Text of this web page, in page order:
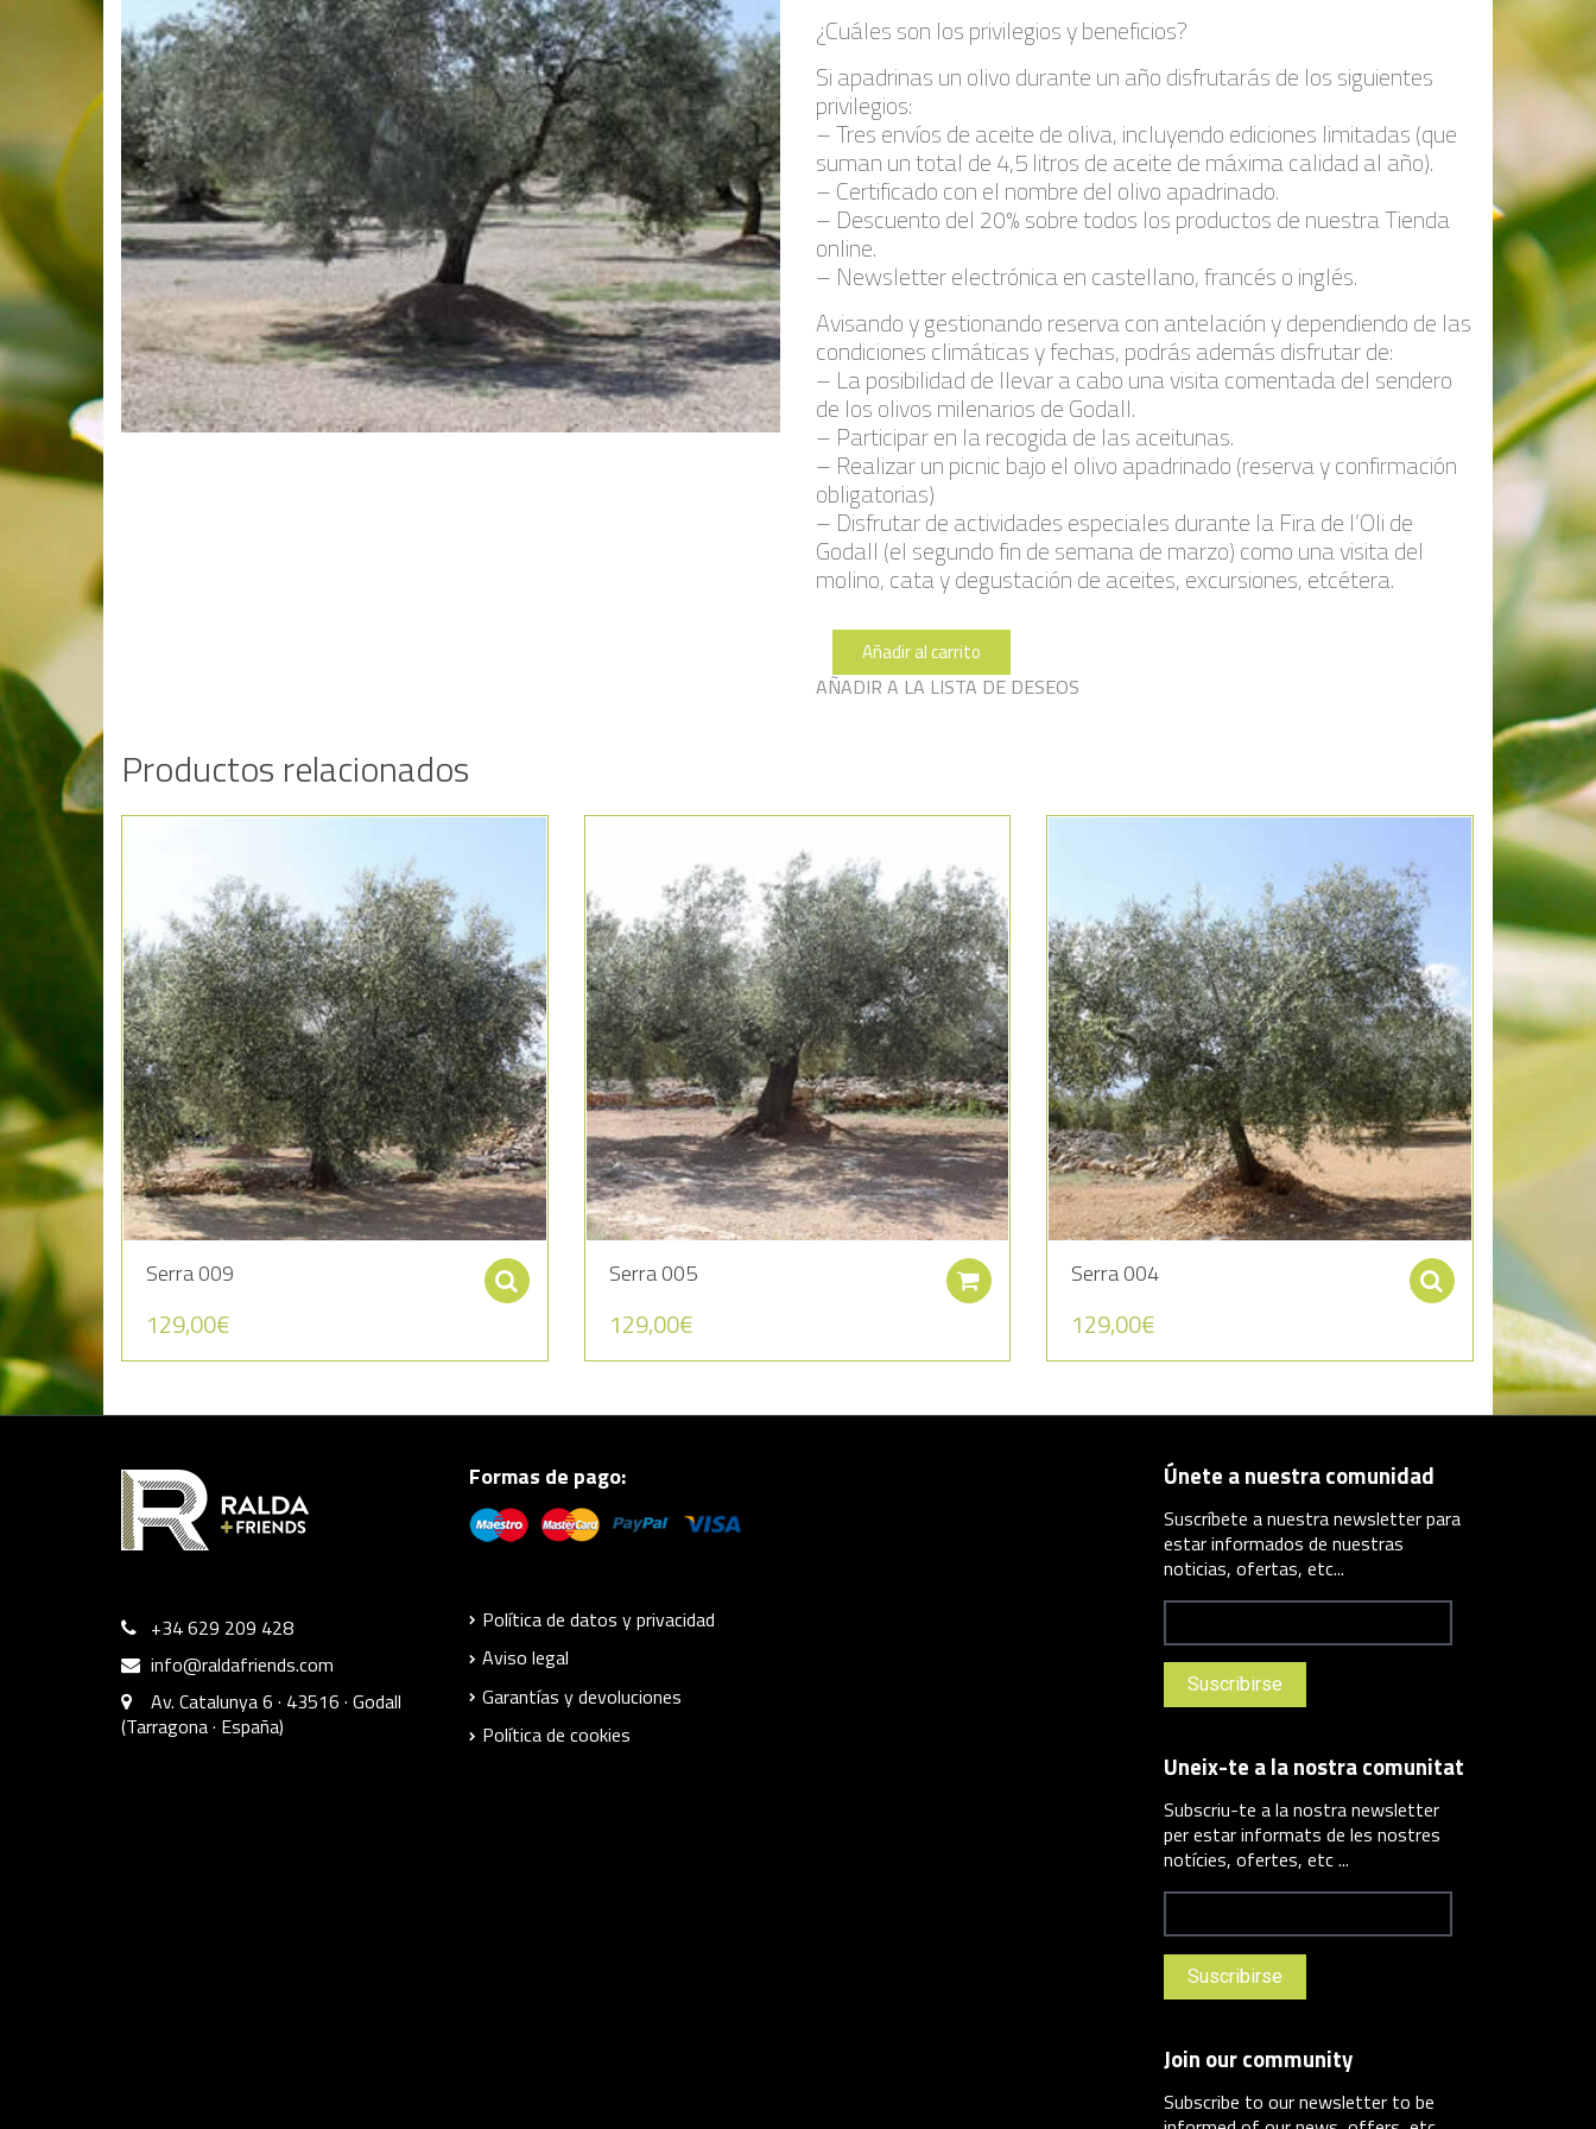
¿Cuáles son los privilegios y beneficios?
Si apadrinas un olivo durante un año disfrutarás de los siguientes
privilegios:
– Tres envíos de aceite de oliva, incluyendo ediciones limitadas (que
suman un total de 4,5 litros de aceite de máxima calidad al año).
– Certificado con el nombre del olivo apadrinado.
– Descuento del 20% sobre todos los productos de nuestra Tienda
online.
– Newsletter electrónica en castellano, francés o inglés.
Avisando y gestionando reserva con antelación y dependiendo de las
condiciones climáticas y fechas, podrás además disfrutar de:
– La posibilidad de llevar a cabo una visita comentada del sendero
de los olivos milenarios de Godall.
– Participar en la recogida de las aceitunas.
– Realizar un picnic bajo el olivo apadrinado (reserva y confirmación
obligatorias)
– Disfrutar de actividades especiales durante la Fira de l’Oli de
Godall (el segundo fin de semana de marzo) como una visita del
molino, cata y degustación de aceites, excursiones, etcétera.
Plana
203
Añadir al carrito
AÑADIR A LA LISTA DE DESEOS
Productos relacionados
Serra 009
129,00€
Seleccionar opciones
Serra 005
129,00€
Añadir al carrito
Serra 004
129,00€
+34 629 209 428
info@raldafriends.com
Av. Catalunya 6 · 43516 · Godall
(Tarragona · España)
Formas de pago:
Política de datos y privacidad
Aviso legal
Garantías y devoluciones
Política de cookies
Únete a nuestra comunidad
Suscríbete a nuestra newsletter para
estar informados de nuestras
noticias, ofertas, etc...
Uneix-te a la nostra comunitat
Subscriu-te a la nostra newsletter
per estar informats de les nostres
notícies, ofertes, etc ...
Join our community
Subscribe to our newsletter to be